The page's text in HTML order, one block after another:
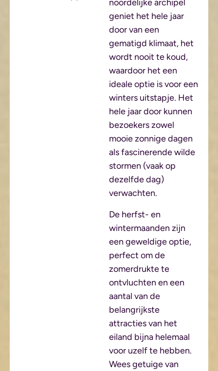
noordelijke archipel
geniet het hele jaar
door van een
gematigd klimaat, het
wordt nooit te koud,
waardoor het een
ideale optie is voor een
winters uitstapje. Het
hele jaar door kunnen
bezoekers zowel
mooie zonnige dagen
als fascinerende wilde
stormen (vaak op
dezelfde dag)
verwachten.
De herfst- en
wintermaanden zijn
een geweldige optie,
perfect om de
zomerdrukte te
ontvluchten en een
aantal van de
belangrijkste
attracties van het
eiland bijna helemaal
voor uzelf te hebben.
Wees getuige van